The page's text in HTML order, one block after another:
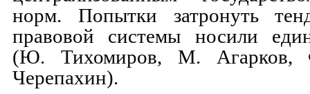
норм. Попытки затронуть
правовой системы носили
(Ю. Тихомиров, М. Агарков,
Черепахин).